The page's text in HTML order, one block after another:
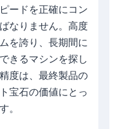
ードを正確にコン
なりません。高度
を誇り、長期間に
きるマシンを探し
度は、最終製品の
宝石の価値にとっ
。